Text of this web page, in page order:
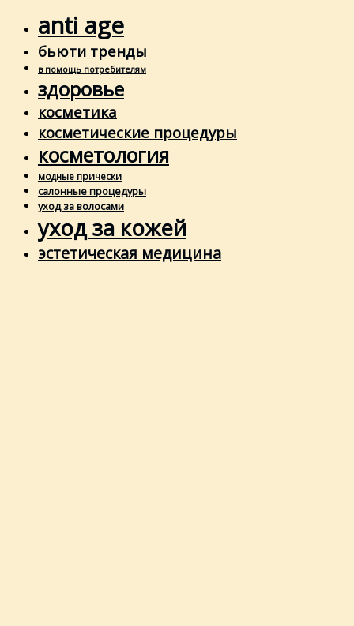
anti age
бьюти тренды
в помощь потребителям
здоровье
косметика
косметические процедуры
косметология
модные прически
салонные процедуры
уход за волосами
уход за кожей
эстетическая медицина